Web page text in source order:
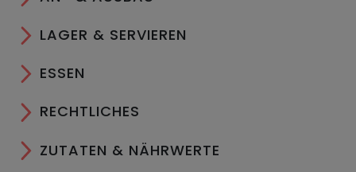
LAGER & SERVIEREN
ESSEN
RECHTLICHES
ZUTATEN & NÄHRWERTE